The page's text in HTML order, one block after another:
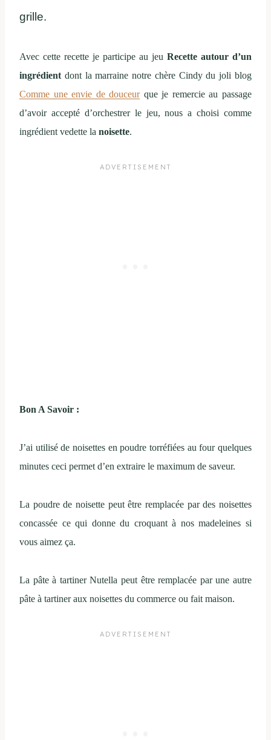
grille.
Avec cette recette je participe au jeu Recette autour d’un
ingrédient dont la marraine notre chère Cindy du joli blog
Comme une envie de douceurque je remercie au passage
d’avoir accepté d’orchestrer le jeu, nous a choisi comme
ingrédient vedette la noisette.
Bon A Savoir :
J’ai utilisé de noisettes en poudre torréfiées au four quelques
minutes ceci permet d’en extraire le maximum de saveur.
La poudre de noisette peut être remplacée par des noisettes
concassée ce qui donne du croquant à nos madeleines si
vous aimez ça.
La pâte à tartiner Nutella peut être remplacée par une autre
pâte à tartiner aux noisettes du commerce ou fait maison.